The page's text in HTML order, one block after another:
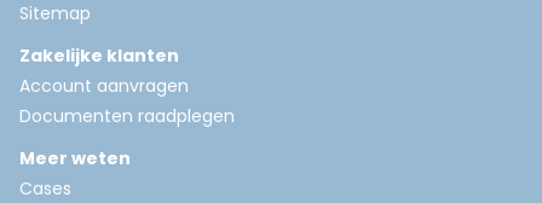
Sitemap
Zakelijke klanten
Account aanvragen
Documenten raadplegen
Meer weten
Cases